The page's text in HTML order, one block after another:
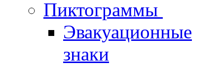
Пиктограммы
Эвакуационные
знаки